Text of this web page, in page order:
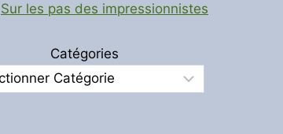
Sur les pas des impressionnistes
Catégories